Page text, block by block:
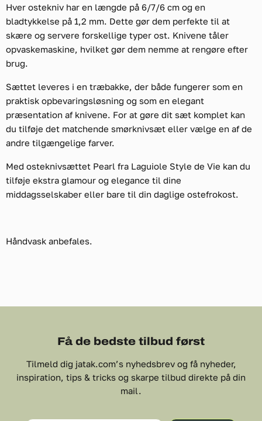
Hver ostekniv har en længde på 6/7/6 cm og en
bladtykkelse på 1,2 mm. Dette gør dem perfekte til at
skære og servere forskellige typer ost. Knivene tåler
opvaskemaskine, hvilket gør dem nemme at rengøre efter
brug.
Sættet leveres i en træbakke, der både fungerer som en
praktisk opbevaringsløsning og som en elegant
præsentation af knivene. For at gøre dit sæt komplet kan
du tilføje det matchende smørknivsæt eller vælge en af de
andre tilgængelige farver.
Med osteknivsættet Pearl fra Laguiole Style de Vie kan du
tilføje ekstra glamour og elegance til dine
middagsselskaber eller bare til din daglige ostefrokost.
Håndvask anbefales.
Få de bedste tilbud først
Tilmeld dig jatak.com’s nyhedsbrev og få nyheder,
inspiration, tips & tricks og skarpe tilbud direkte på din
mail.